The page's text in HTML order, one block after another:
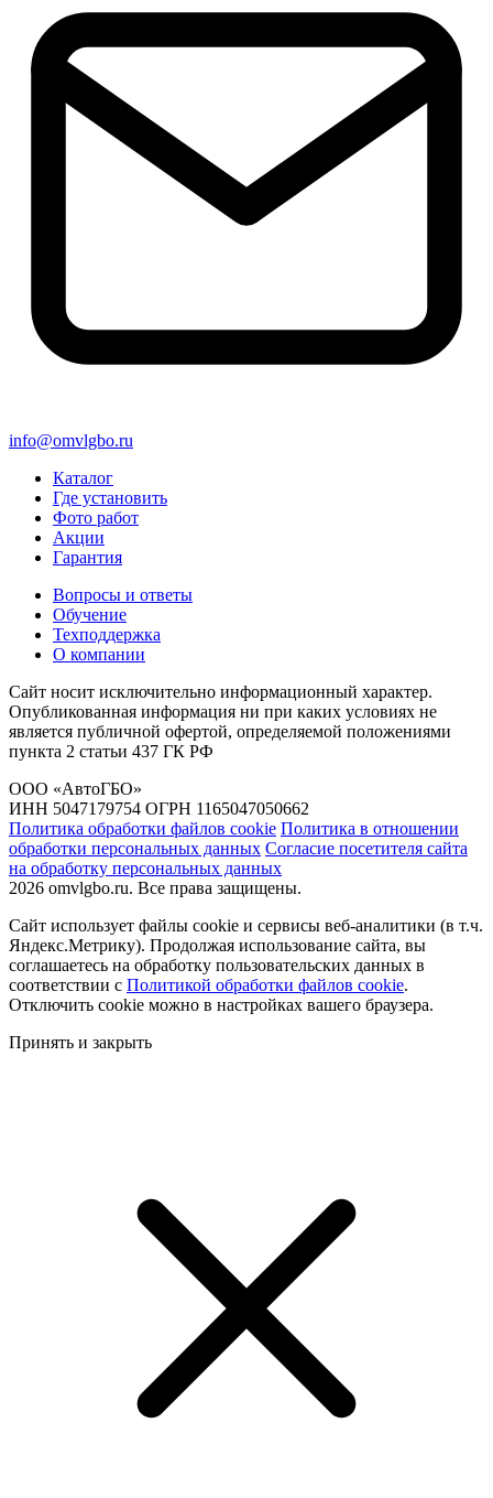
info@omvlgbo.ru
Каталог
Где установить
Фото работ
Акции
Гарантия
Вопросы и ответы
Обучение
Техподдержка
О компании
Сайт носит исключительно информационный характер.
Опубликованная информация ни при каких условиях не
является публичной офертой, определяемой положениями
пункта 2 статьи 437 ГК РФ
ООО «АвтоГБО»
ИНН 5047179754 ОГРН 1165047050662
Политика обработки файлов cookie Политика в отношении
обработки персональных данных Согласие посетителя сайта
на обработку персональных данных
2026 omvlgbo.ru. Все права защищены.
Сайт использует файлы cookie и сервисы веб-аналитики (в т.ч.
Яндекс.Метрику). Продолжая использование сайта, вы
соглашаетесь на обработку пользовательских данных в
соответствии с Политикой обработки файлов cookie.
Отключить cookie можно в настройках вашего браузера.
Принять и закрыть